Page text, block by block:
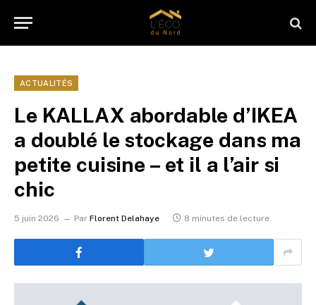
ACTUALITÉS
Le KALLAX abordable d’IKEA
a doublé le stockage dans ma
petite cuisine – et il a l’air si
chic
5 juin 2026 Par Florent Delahaye 8 minutes de lecture